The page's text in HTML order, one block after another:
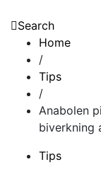
Search
Home
/
Tips
/
Anabolen
biverkning
Tips